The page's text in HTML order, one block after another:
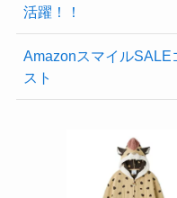
活躍！！
AmazonスマイルSALE
スト